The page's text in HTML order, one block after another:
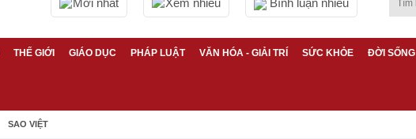
Mới nhất Xem nhiều Bình luận nhiều
THẾ GIỚI GIÁO DỤC PHÁP LUẬT VĂN HÓA - GIẢI TRÍ SỨC KHỎE ĐỜI SỐNG
SAO VIỆT